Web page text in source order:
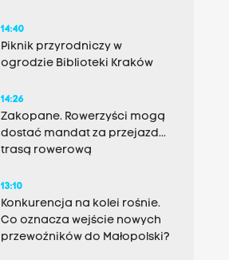
14:40
Piknik przyrodniczy w
ogrodzie Biblioteki Kraków
14:26
Zakopane. Rowerzyści mogą
dostać mandat za przejazd...
trasą rowerową
13:10
Konkurencja na kolei rośnie.
Co oznacza wejście nowych
przewoźników do Małopolski?